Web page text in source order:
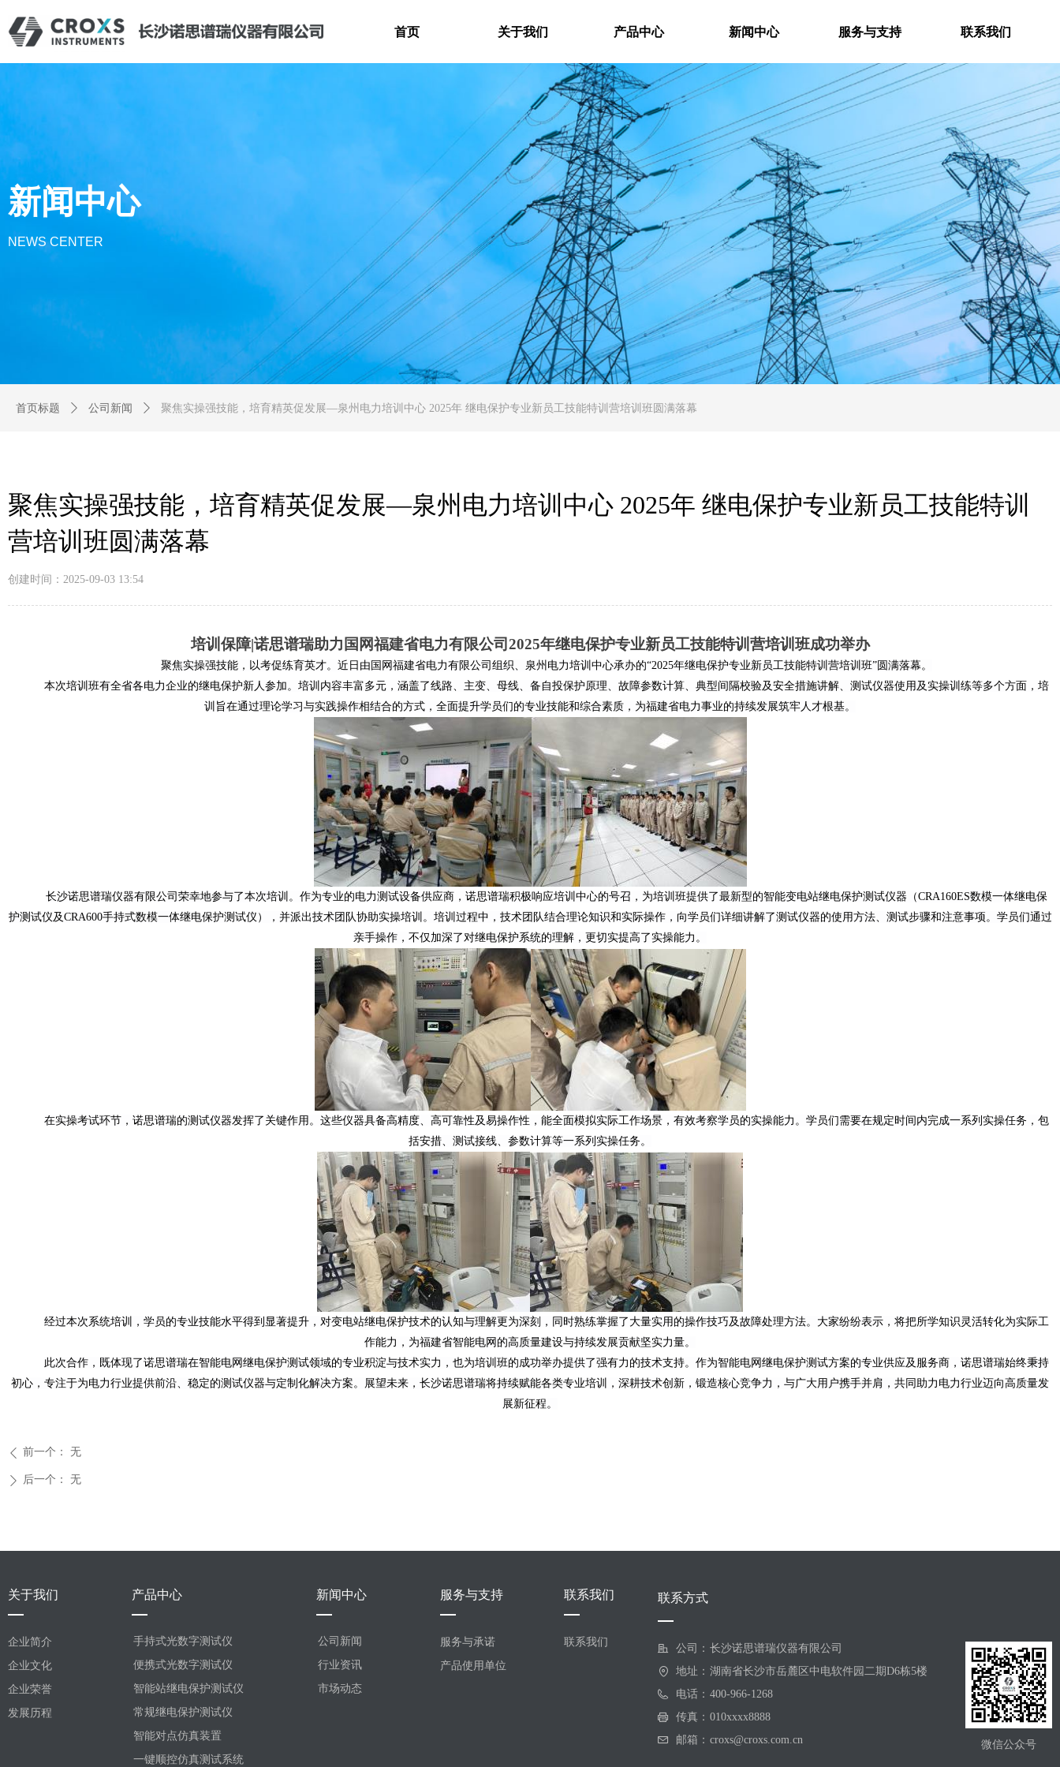
首页 关于我们 产品中心 新闻中心 服务与支持 联系我们
聚焦实操强技能，培育精英促发展—泉州电力培训中心 2025年 继电保护专业新员工技能特训
营培训班圆满落幕
培训保障|诺思谱瑞助力国网福建省电力有限公司2025年继电保护专业新员工技能特训营培训班成功举办
聚焦实操强技能，以考促练育英才。近日由国网福建省电力有限公司组织、泉州电力培训中心承办的“2025年继电保护专业新员工技能特训营培训班”圆满落幕。
本次培训班有全省各电力企业的继电保护新人参加。培训内容丰富多元，涵盖了线路、主变、母线、备自投保护原理、 故障参数计算、典型间隔校验及安全措施讲解、测试仪器使用及实操训练等多个方面，培
训旨在通过理论学习与实践操作相结合的方式，全面提升学员们的专业技能和综合素质 ， 为福建省电力事业的持续发展筑牢人才根基。
长沙诺思谱瑞仪器有限公司荣幸地参与了本次培训 。 作为专业的电力测试设备供应商，诺思谱瑞积极响应培训中心的号召，为培训班提供了最新型的智能变电站继电保护测试仪器 （CRA160ES数模一体继电保
护测试仪及CRA600手持式数模一体继电保护测试仪 ） ，并派出技术团队协助实操培训 。培训过程中，技术团队结合理论知识和实际操作，向学员们详细讲解了测试仪器的使用方法、测试步骤和注意事项。学员们通过
亲手操作，不仅加深了对继电保护系统的理解，更切实提高了实操能力。
在实操考试环节，诺思谱瑞的测试仪器发挥了关键作用。这些仪器具备高精度、高可靠性及易操作性 ，能全面模拟实际工作场景， 有效考察学员的实操能力。学员们需要在规定时间内完成一系列实操任务，包
括安措、测试接线、参数计算等一系列实操任务。
经过本次系统培训，学员的专业技能水平得到显著提升，对变电站继电保护技术的认知与理解更为深刻，同时熟练掌握了大量实用的操作技巧及故障处理方法。大家纷纷表示，将把所学知识灵活转化为实际工
作能力，为福建省智能电网的高质量建设与持续发展贡献坚实力量。
此次合作 ， 既体现了诺思谱瑞在智能电网继电保护测试领域的专业积淀与技术实力 ，也为培训班的成功举办提供了强有力的技术支持。作为智能电网继电保护测试方案的专业供应及服务商，诺思谱瑞始终秉持
初心，专注于为电力行业提供前沿、稳定的测试仪器与定制化解决方案。展望未来，长沙诺思谱瑞将持续赋能各类专业培训，深耕技术创新，锻造核心竞争力，与广大用户携手并肩，共同助力电力行业迈向高质量发
展新征程。
新闻中心
NEWS CENTER
首页标题 ꄲ 公司新闻 ꄲ 聚焦实操强技能，培育精英促发展—泉州电力培训中心 2025年 继电保护专业新员工技能特训营培训班圆满落幕
创建时间： 2025-09-03 13:54
ꄴ 前一个： 无
ꄲ 后一个： 无
联系方式
公司： 长沙诺思谱瑞仪器有限公司
地址： 湖南省长沙市岳麓区中电软件园二期D6栋5楼
电话： 400-966-1268
传真： 010xxxx8888
邮箱： croxs@croxs.com.cn 微信公众号
新闻中心
公司新闻
行业资讯
市场动态
服务与支持
服务与承诺
产品使用单位
联系我们
联系我们
关于我们
企业简介
企业文化
企业荣誉
发展历程
手持式光数字测试仪
便携式光数字测试仪
智能站继电保护测试仪
常规继电保护测试仪
智能对点仿真装置
一键顺控仿真测试系统
产品中心